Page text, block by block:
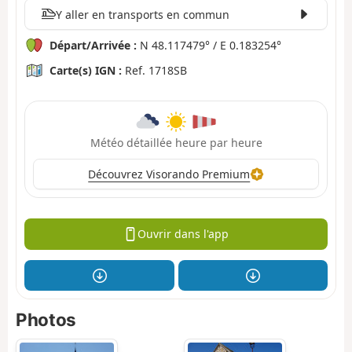
Y aller en transports en commun
Départ/Arrivée : N 48.117479° / E 0.183254°
Carte(s) IGN : Ref. 1718SB
Météo détaillée heure par heure
Découvrez Visorando Premium
Ouvrir dans l'app
Photos